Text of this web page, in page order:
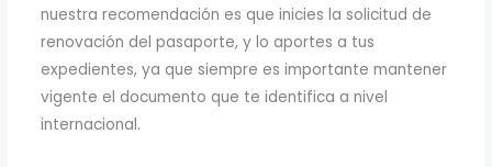
nuestra recomendación es que inicies la solicitud de
renovación del pasaporte, y lo aportes a tus
expedientes, ya que siempre es importante mantener
vigente el documento que te identifica a nivel
internacional.